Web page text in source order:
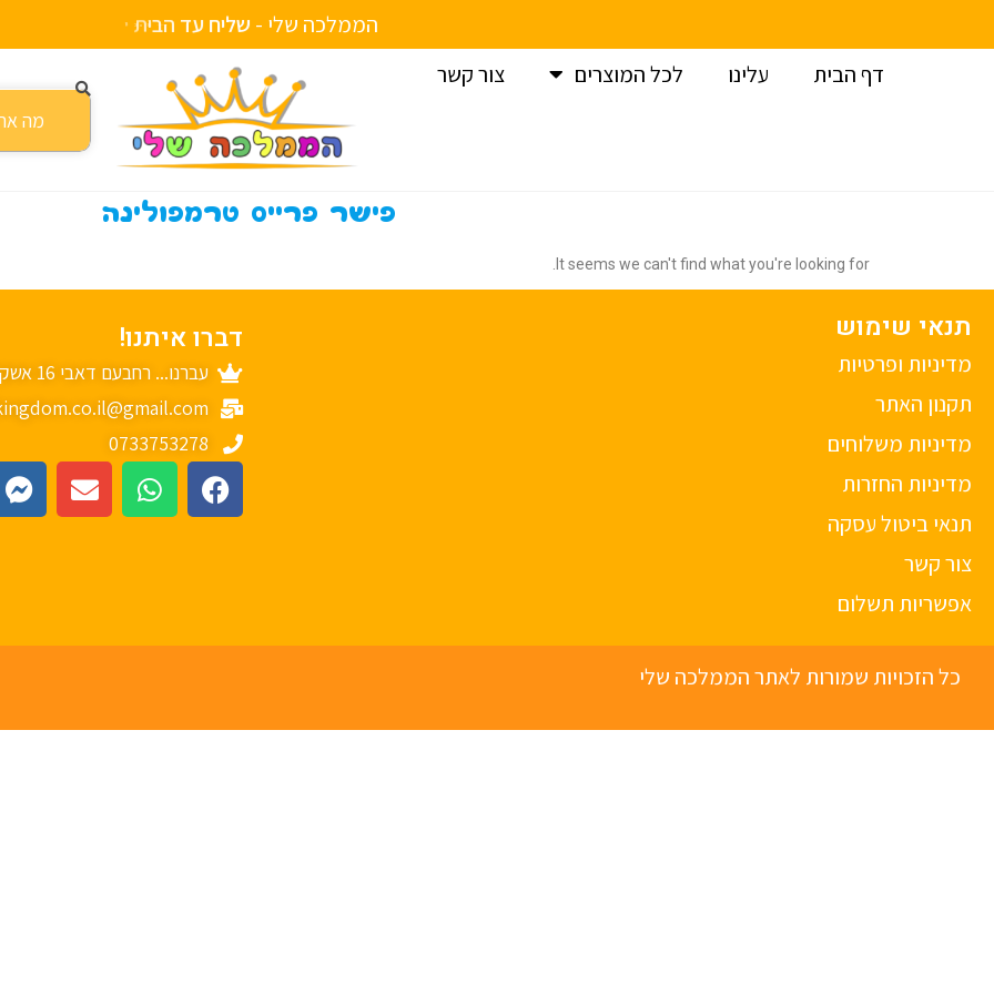
הממלכה שלי -שליחעד הבית
דף הבית עלינו לכל המוצרים צור קשר
פישר פרייס טרמפולינה
It seems we can't find what you're looking for.
תנאי שימוש
מדיניות ופרטיות
תקנון האתר
מדיניות משלוחים
מדיניות החזרות
תנאי ביטול עסקה
צור קשר
אפשריות תשלום
דברו איתנו!
עברנו... רחבעם דאבי 16 אשקלון
0733753278
כל הזכויות שמורות לאתר הממלכה שלי